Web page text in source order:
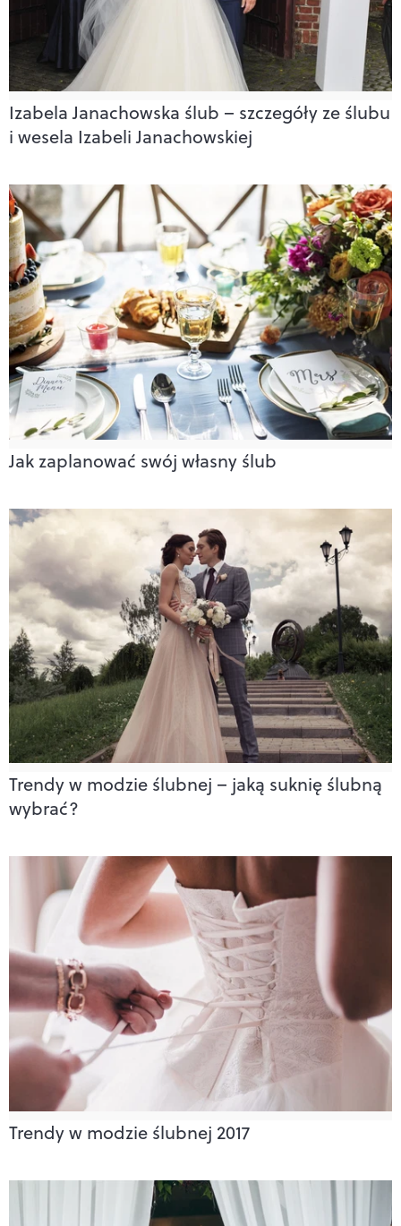
Izabela Janachowska ślub – szczegóły ze ślubu
i wesela Izabeli Janachowskiej
Jak zaplanować swój własny ślub
Trendy w modzie ślubnej – jaką suknię ślubną
wybrać?
Trendy w modzie ślubnej 2017